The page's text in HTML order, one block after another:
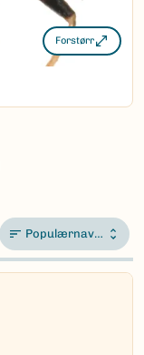
Forstørr
Populærnavn A-Å